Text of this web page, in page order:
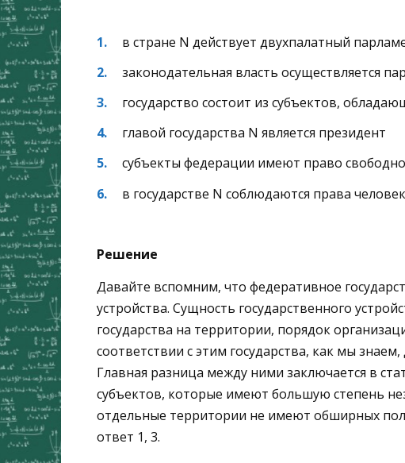
в стране N действует двухпалатный
законодательная власть осуществляется
государство состоит из субъектов,
главой государства N является президент
субъекты федерации имеют право
в государстве N соблюдаются права
Решение
Давайте вспомним, что федеративное
устройства. Сущность государственного
государства на территории, порядок
соответствии с этим государства, как мы
Главная разница между ними заключается в
субъектов, которые имеют большую степень
отдельные территории не имеют обширных
ответ 1, 3.